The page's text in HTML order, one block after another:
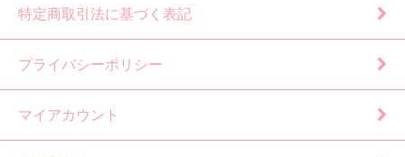
特定商取引法に基づく表記
プライバシーポリシー
マイアカウント